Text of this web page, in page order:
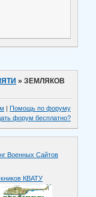
»ЗЕМЛЯКОВ
Помощь по форуму